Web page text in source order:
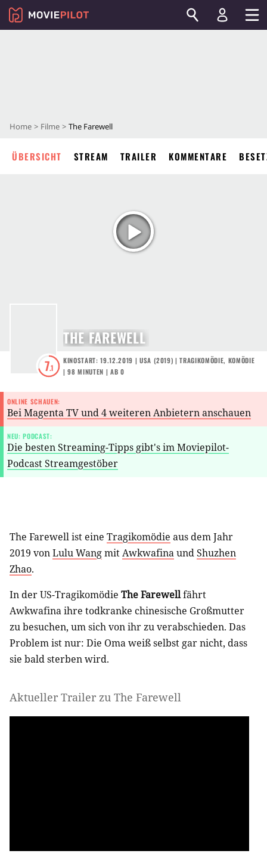
Home Filme The Farewell
ÜBERSICHT STREAM TRAILER KOMMENTARE
7.1
THE FAREWELL
KINOSTART: 19.12.2019 | USA (2019) |TRAGIKOMÖDIE, KOMÖDIE
| 98 MINUTEN | AB 0
ONLINE SCHAUEN:
Bei Magenta TV und 4 weiteren Anbietern anschauen
NEU: PODCAST:
Die besten Streaming-Tipps gibt's im Moviepilot-
Podcast Streamgestöber
The Farewell ist eine Tragikomödie aus dem Jahr
2019 vonLulu WangmitAwkwafinaundShuzhen
Zhao.
In der US-Tragikomödie The Farewellfährt
Awkwafina ihre todkranke chinesische Großmutter
zu besuchen, um sich von ihr zu verabschieden. Das
Problem ist nur: Die Oma weiß selbst gar nicht, dass
sie bald sterben wird.
Aktueller Trailer zu The Farewell